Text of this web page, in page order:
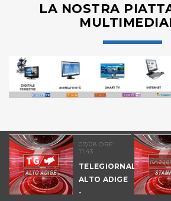
LA NOSTRA
07/08 ORE:
11.43
TELEGIORNALE
ALTO ADIGE
-